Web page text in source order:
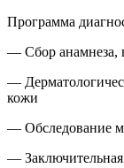
Программа
— Сбор анамнеза,
—
кожи
— Обследование
— Заключительная